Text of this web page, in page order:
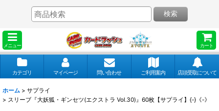
メニュー カート
検索
カテゴリ マイページ 問い合わせ ご利用案内 店頭受取について
ホーム > サプライ
> スリーブ『大妖狐・ギンセツ(エクストラ Vol.30)』60枚【サプライ】{-}《-》